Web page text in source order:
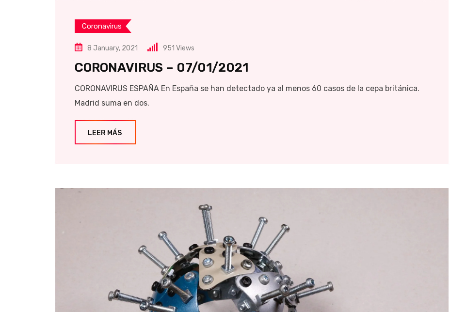
Coronavirus
8 January, 2021 951 Views
CORONAVIRUS – 07/01/2021
CORONAVIRUS ESPAÑA En España se han detectado ya al menos 60 casos de la cepa británica.
Madrid suma en dos.
LEER MÁS